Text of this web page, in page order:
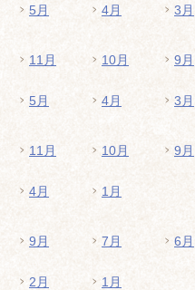
5月 4月 3月
11月 10月 9月
5月 4月 3月
11月 10月 9月
4月 1月
9月 7月 6月
2月 1月